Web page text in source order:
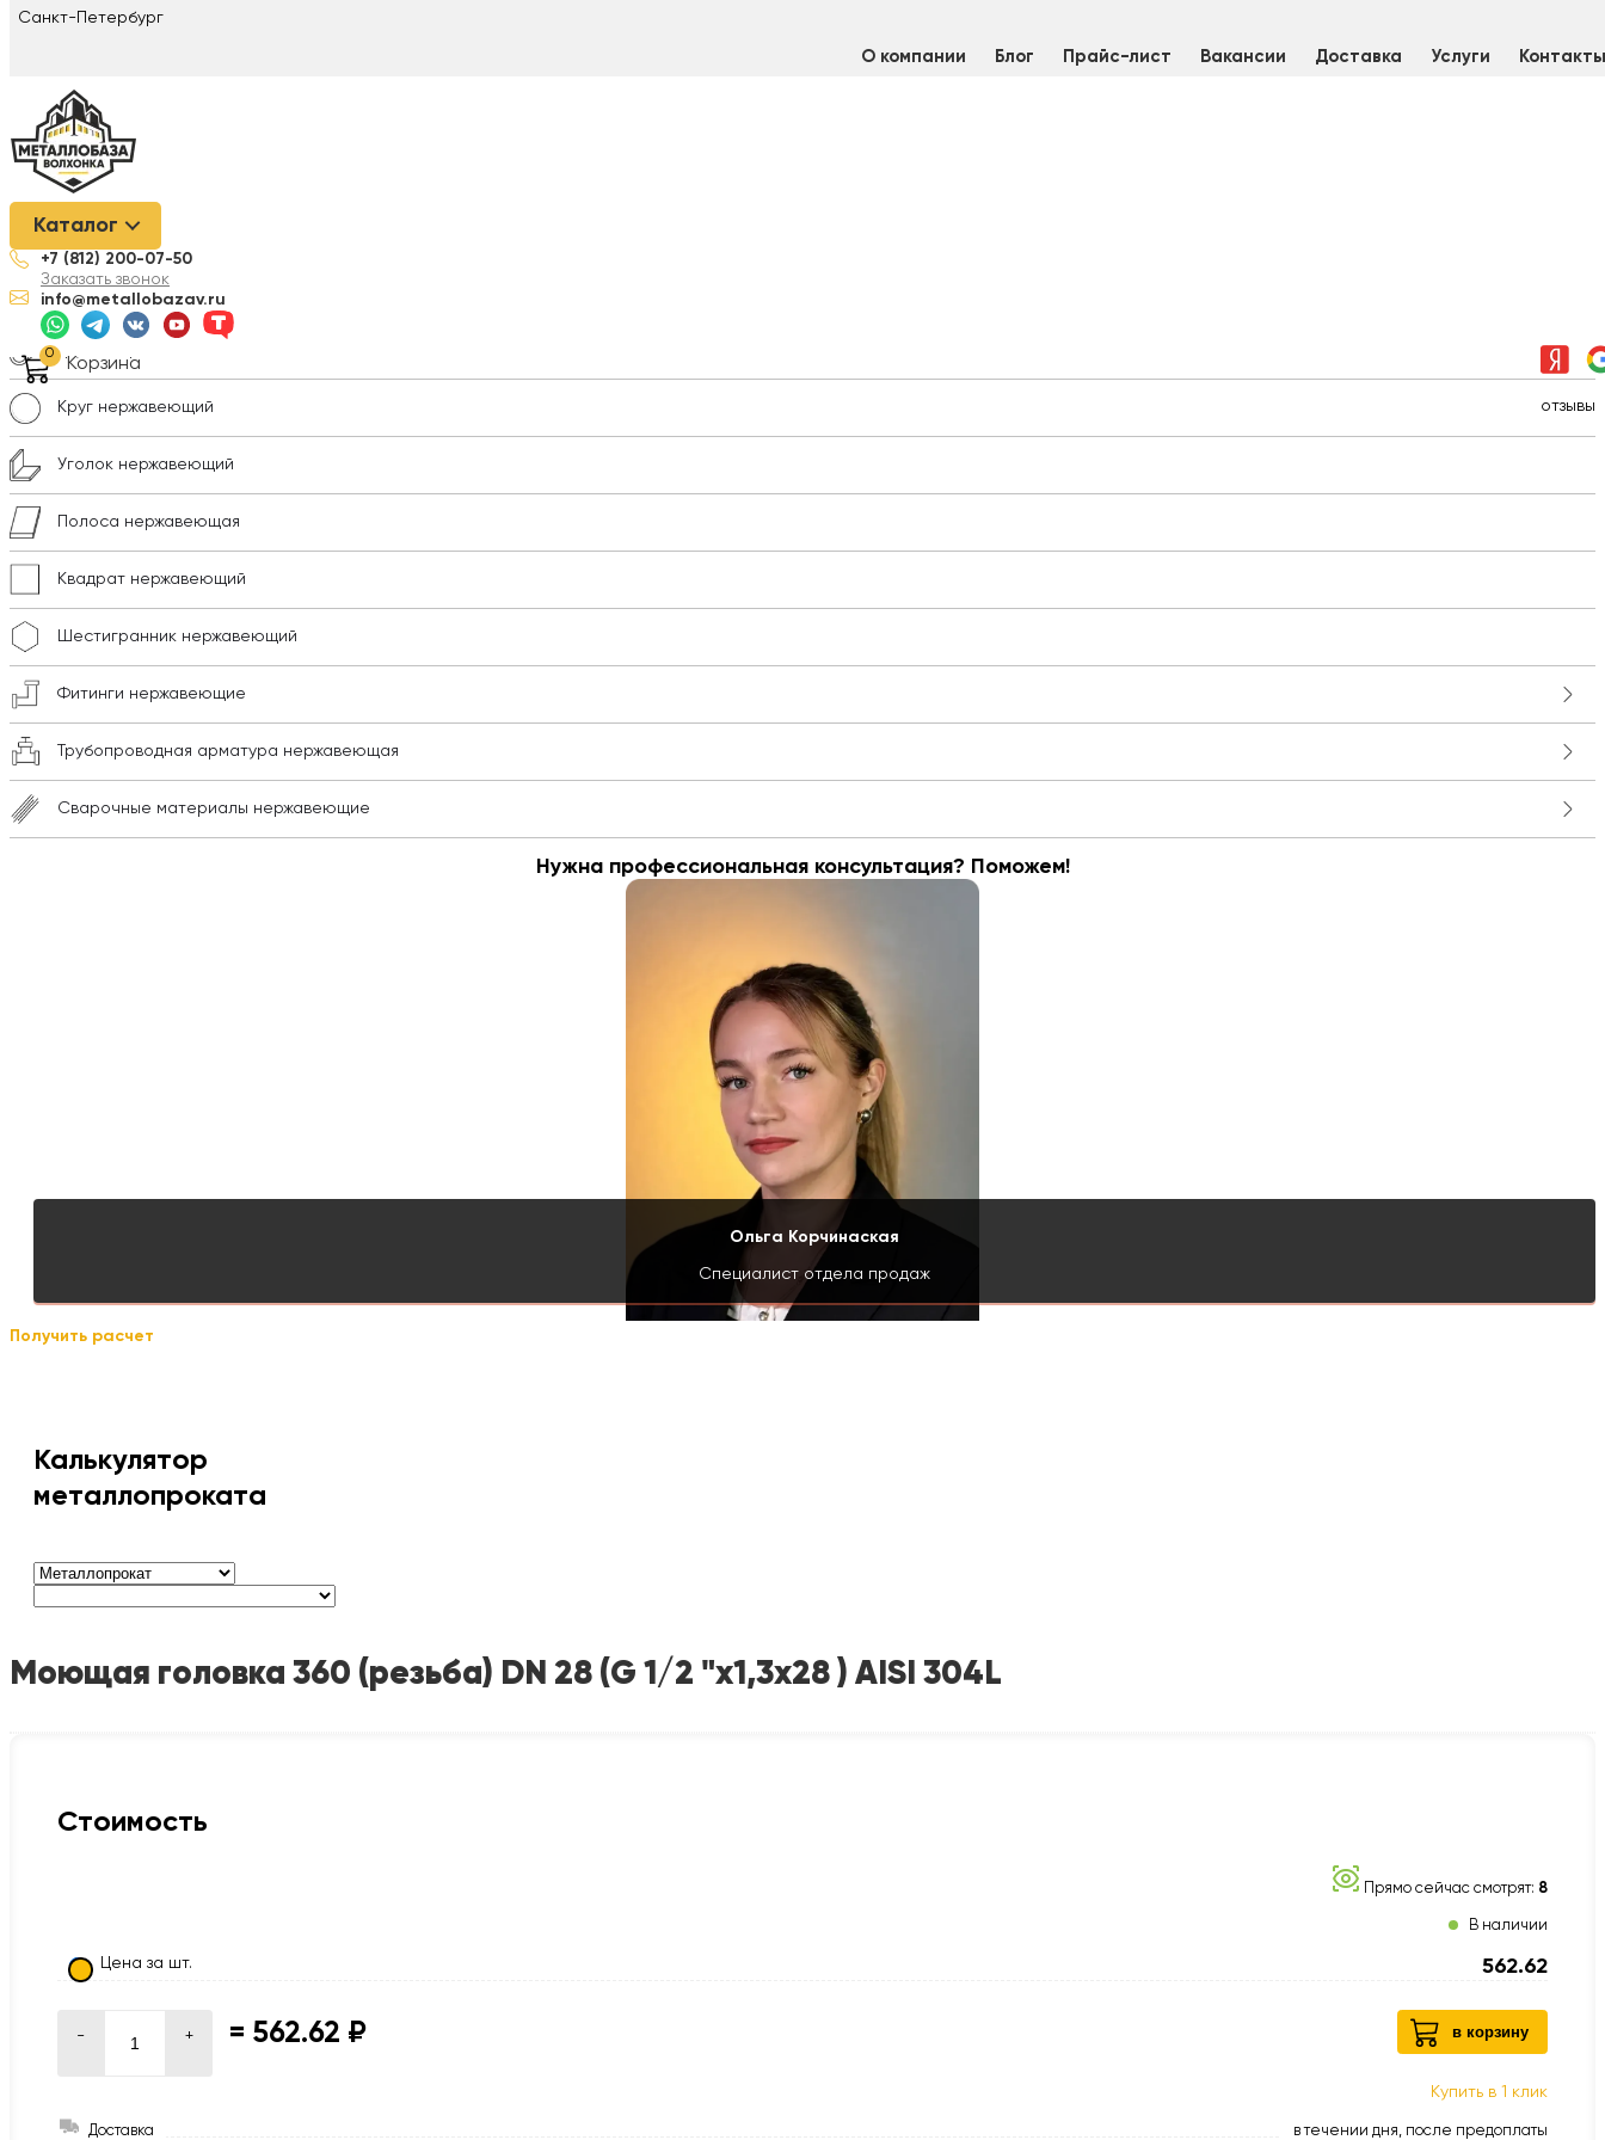
Санкт-Петербург
О компании Блог Прайс-лист Вакансии Доставка Услуги Контакты
Каталог
+7 (812) 200-07-50
Заказать звонок
info@metallobazav.ru
Корзина
0
отзывы
Металлобаза Волхонка
(резьба) DN 28 (G 1/2 "x1,3x28 ) AISI 304L
Лист нержавеющий
Трубы нержавеющие
Круг нержавеющий
Уголок нержавеющий
Полоса нержавеющая
Квадрат нержавеющий
Шестигранник нержавеющий
Фитинги нержавеющие
Трубопроводная арматура нержавеющая
Сварочные материалы нержавеющие
Нужна профессиональная консультация? Поможем!
Ольга Корчинаская
Специалист отдела продаж
Получить расчет
Калькулятор
металлопроката
Моющая головка 360 (резьба) DN 28 (G 1/2 "x1,3x28 ) AISI 304L
Стоимость
Прямо сейчас смотрят: 8
В наличии
Цена за шт. 562.62
- + = 562.62 ₽ в корзину
Купить в 1 клик
Доставка в течении дня, после предоплаты